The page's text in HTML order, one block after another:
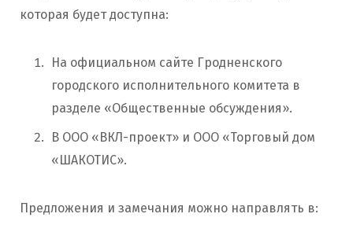
которая будет доступна:
На официальном сайте Гродненского
городского исполнительного комитета в
разделе «Общественные обсуждения».
В ООО «ВКЛ-проект» и ООО «Торговый дом
«ШАКОТИС».
Предложения и замечания можно направлять в: